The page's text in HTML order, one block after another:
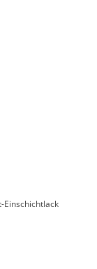
Einschichtlack